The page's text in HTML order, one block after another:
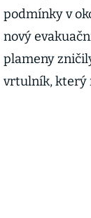
podmínky v
nový
plameny
vrtulník, který